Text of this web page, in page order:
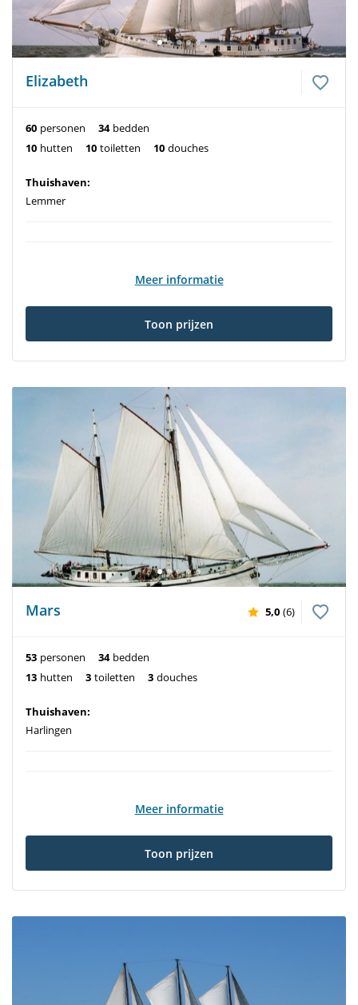
Elizabeth
60 personen 34 bedden
10 hutten 10 toiletten 10 douches
Thuishaven:
Lemmer
Meer informatie
Toon prijzen
Mars 5,0 (6)
53 personen 34 bedden
13 hutten 3 toiletten 3 douches
Thuishaven:
Harlingen
Meer informatie
Toon prijzen